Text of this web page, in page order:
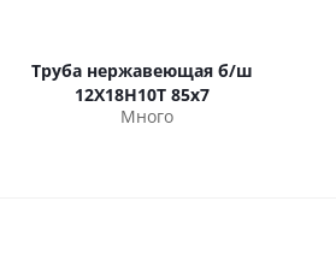
Труба нержавеющая б/ш
12Х18Н10Т 85х7
Много